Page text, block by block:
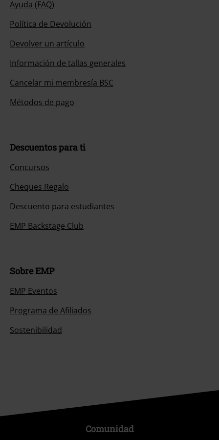
Ayuda (FAQ)
Política de Devolución
Devolver un artículo
Información de tallas generales
Cancelar mi membresía BSC
Métodos de pago
Descuentos para ti
Concursos
Cheques Regalo
Descuento para estudiantes
EMP Backstage Club
Sobre EMP
EMP Eventos
Programa de Afiliados
Sostenibilidad
Comunidad